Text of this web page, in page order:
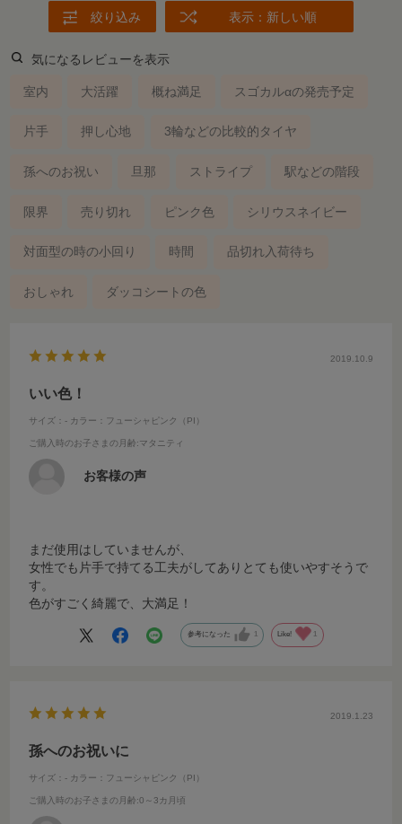
絞り込み 表示：新しい順
気になるレビューを表示
室内 大活躍 概ね満足 スゴカルαの発売予定
片手 押し心地 3輪などの比較的タイヤ
孫へのお祝い 旦那 ストライプ 駅などの階段
限界 売り切れ ピンク色 シリウスネイビー
対面型の時の小回り 時間 品切れ入荷待ち
おしゃれ ダッコシートの色
2019.10.9
いい色！
サイズ：- カラー：フューシャピンク（PI）
ご購入時のお子さまの月齢:マタニティ
お客様の声
まだ使用はしていませんが、
女性でも片手で持てる工夫がしてありとても使いやすそうで
す。
色がすごく綺麗で、大満足！
参考になった 1 Like! 1
2019.1.23
孫へのお祝いに
サイズ：- カラー：フューシャピンク（PI）
ご購入時のお子さまの月齢:0～3カ月頃